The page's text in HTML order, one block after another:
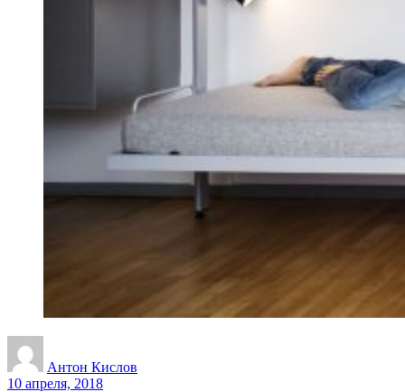
Антон Кислов
10 апреля, 2018